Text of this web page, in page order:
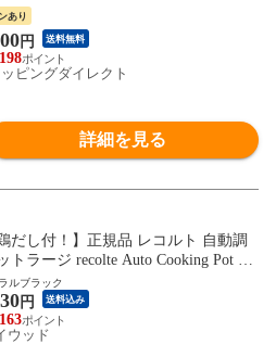
冷凍パン リベイク 縦型 クロワッサ
条 TS-D486B
あり
円 送料無料
198
ピングダイレクト
詳細を見る
だし付！】正規品 レコルト 自動調
トラージ recolte Auto Cooking Pot La
チュラルブラック RSY-3≫ 大容量
気 ミキサー ブレンダー 豆乳メーカ
プメーカー スープジャー レシピ付
食 介護食 保温 氷OK ギフト
ルブラック
円 送料込み
163
ウッド